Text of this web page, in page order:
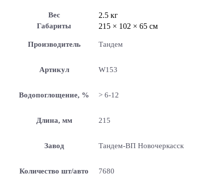
Вес 2.5 кг
Габариты 215 × 102 × 65 см
Производитель Тандем
Артикул W153
Водопоглощение, % > 6-12
Длина, мм 215
Завод Тандем-ВП Новочеркасск
Количество шт/авто 7680